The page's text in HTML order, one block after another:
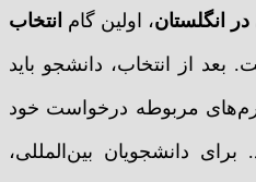
انگلستان، اولین گام انتخاب
بعد از انتخاب، دانشجو باید
مربوطه درخواست خود
دانشجویان بین‌المللی،